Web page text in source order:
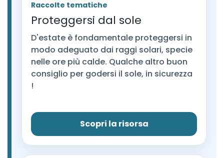
Raccolte tematiche
Proteggersi dal sole
D'estate è fondamentale proteggersi in
modo adeguato dai raggi solari, specie
nelle ore più calde. Qualche altro buon
consiglio per godersi il sole, in sicurezza
!
Scopri la risorsa